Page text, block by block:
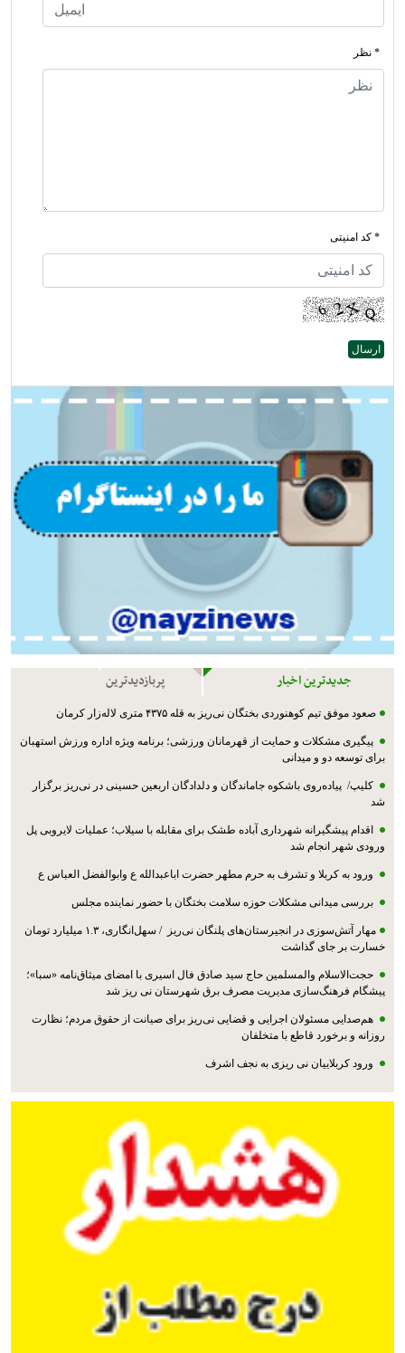
* نظر
* کد امنیتی
جدیدترین اخبار پربازدیدترین
صعود موفق تیم کوهنوردی بختگان نی‌ریز به قله ۴۳۷۵ متری لاله‌زار کرمان
پیگیری مشکلات و حمایت از قهرمانان ورزشی؛ برنامه ویژه اداره ورزش استهبان
برای توسعه دو و میدانی
کلیپ/ پیاده‌روی باشکوه جاماندگان و دلدادگان اربعین حسینی در نی‌ریز برگزار
شد
اقدام پیشگیرانه شهرداری آباده طشک برای مقابله با سیلاب؛ عملیات لایروبی پل
ورودی شهر انجام شد
ورود به کربلا و تشرف به حرم مطهر حضرت اباعبدالله ع وابوالفضل العباس ع
بررسی میدانی مشکلات حوزه سلامت بختگان با حضور نماینده مجلس
مهار آتش‌سوزی در انجیرستان‌های پلنگان نی‌ریز / سهل‌انگاری، ۱.۳ میلیارد تومان
خسارت بر جای گذاشت
حجت‌الاسلام والمسلمین حاج سید صادق فال اسیری با امضای میثاق‌نامه «سبا»؛
پیشگام فرهنگ‌سازی مدیریت مصرف برق شهرستان نی ریز شد
هم‌صدایی مسئولان اجرایی و قضایی نی‌ریز برای صیانت از حقوق مردم؛ نظارت
روزانه و برخورد قاطع با متخلفان
ورود کربلاییان نی ریزی به نجف اشرف